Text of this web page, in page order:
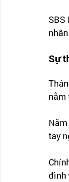
Sự
nằm
tay
đình